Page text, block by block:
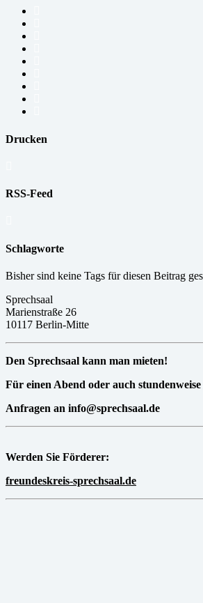
Drucken
RSS-Feed
Schlagworte
Bisher sind keine Tags für diesen Beitrag
Sprechsaal
Marienstraße 26
10117 Berlin-Mitte
Den Sprechsaal kann man mieten!
Für einen Abend oder auch
Anfragen an info@sprechsaal.de
Werden Sie Förderer:
freundeskreis-sprechsaal.de